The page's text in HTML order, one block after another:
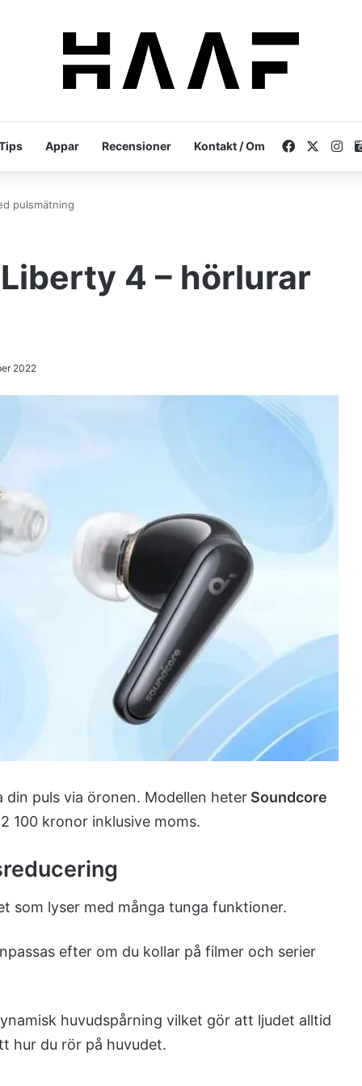
Appar Recensioner Kontakt / Om Facebook
pulsmätning
4 – hörlurar
2022
puls via öronen. Modellen heter Soundcore
100 kronor inklusive moms.
som lyser med många tunga funktioner.
efter om du kollar på filmer och serier
huvudspårning vilket gör att ljudet alltid
hur du rör på huvudet.